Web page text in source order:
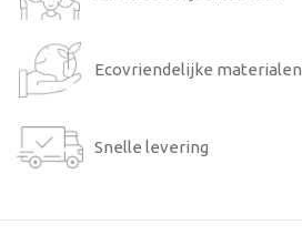
Ecovriendelijke materialen
Snelle levering